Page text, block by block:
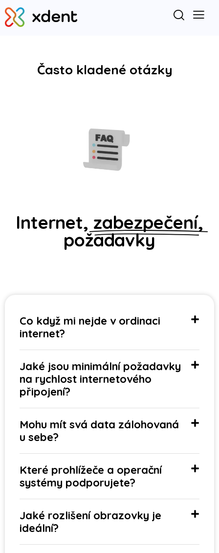
Často kladené otázky
Internet, zabezpečení,
požadavky
Co když mi nejde v ordinaci
internet?
Jaké jsou minimální požadavky
na rychlost internetového
připojení?
Mohu mít svá data zálohovaná
u sebe?
Které prohlížeče a operační
systémy podporujete?
Jaké rozlišení obrazovky je
ideální?